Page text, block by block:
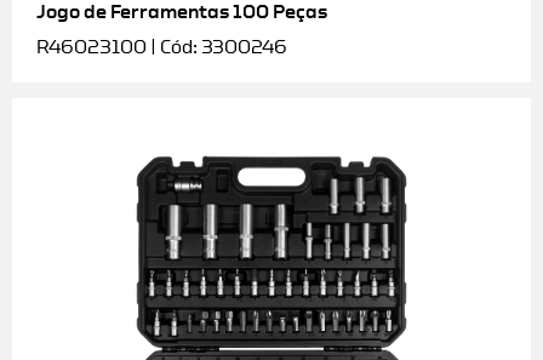
Jogo de Ferramentas 100 Peças
R46023100 | Cód: 3300246